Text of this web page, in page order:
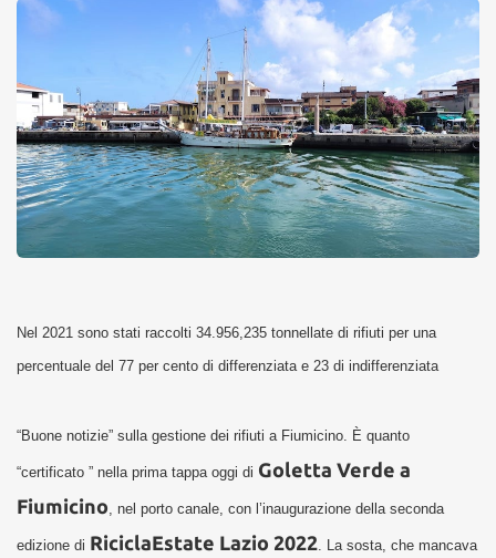
Nel 2021 sono stati raccolti 34.956,235 tonnellate di rifiuti per una
percentuale del 77 per cento di differenziata e 23 di indifferenziata
“Buone notizie” sulla gestione dei rifiuti a Fiumicino. È quanto
“certificato ” nella prima tappa oggi di Goletta Verde a
Fiumicino, nel porto canale, con l’inaugurazione della seconda
edizione di RiciclaEstate Lazio 2022. La sosta, che mancava